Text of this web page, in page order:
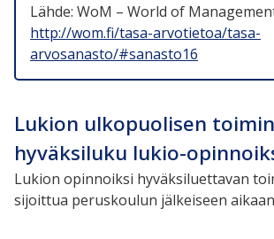
Lähde: WoM – World of
http://wom.fi/tasa-arvotietoa/tasa-
arvosanasto/#sanasto16
Lukion ulkopuolisen
hyväksiluku lukio-
Lukion opinnoiksi hyväksiluettavan
sijoittua peruskoulun jälkeiseen